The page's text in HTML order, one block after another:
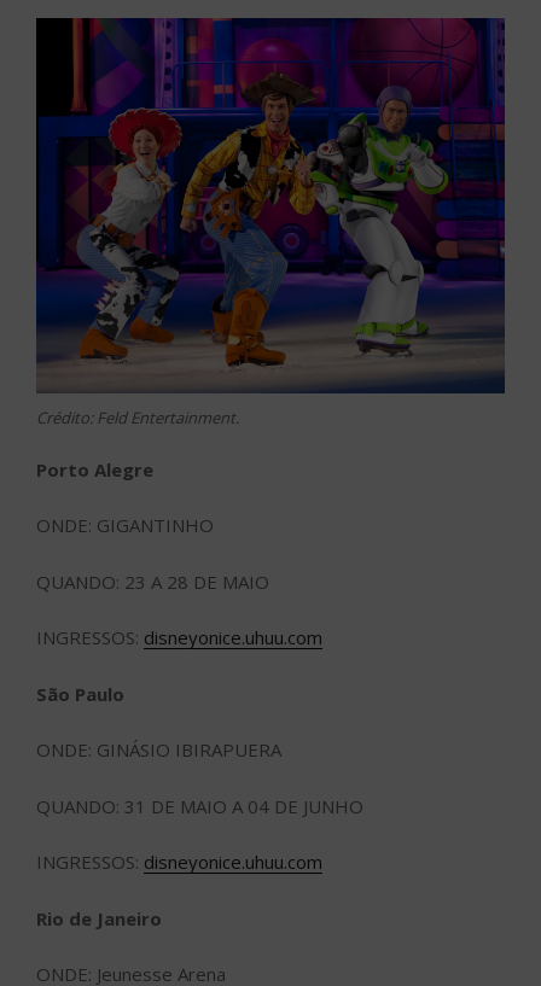
Crédito: Feld Entertainment.
Porto Alegre
ONDE: GIGANTINHO
QUANDO: 23 A 28 DE MAIO
INGRESSOS: disneyonice.uhuu.com
São Paulo
ONDE: GINÁSIO IBIRAPUERA
QUANDO: 31 DE MAIO A 04 DE JUNHO
INGRESSOS: disneyonice.uhuu.com
Rio de Janeiro
ONDE: Jeunesse Arena